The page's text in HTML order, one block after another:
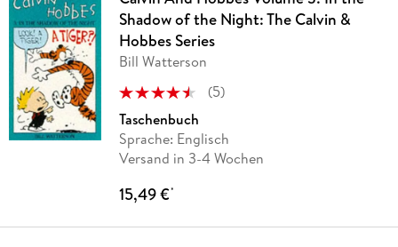
Shadow of the Night: The Calvin &
Hobbes Series
Bill Watterson
(5)
Taschenbuch
Sprache: Englisch
Versand in 3-4 Wochen
15,49 €*